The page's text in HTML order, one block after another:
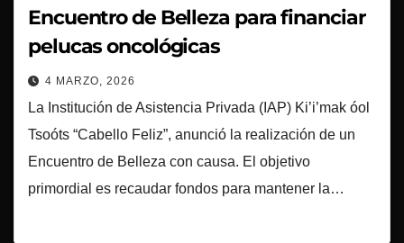
Encuentro de Belleza para financiar
pelucas oncológicas
4 MARZO, 2026
La Institución de Asistencia Privada (IAP) Ki’i’mak óol
Tsoóts “Cabello Feliz”, anunció la realización de un
Encuentro de Belleza con causa. El objetivo
primordial es recaudar fondos para mantener la…